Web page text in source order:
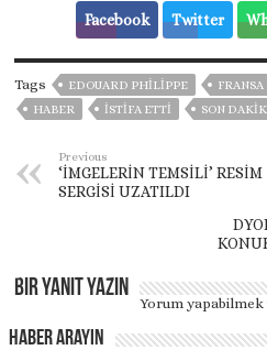
Facebook Twitter
Tags EDOUARD PHILIPPE FRANSA
HABER
ISTIFA ETTI SON
Previous
‘İMGELERİN TEMSİLİ’ RESİM
SERGİSİ UZATILDI
Bir yanıt yazın
Yorum
Haber Arayın